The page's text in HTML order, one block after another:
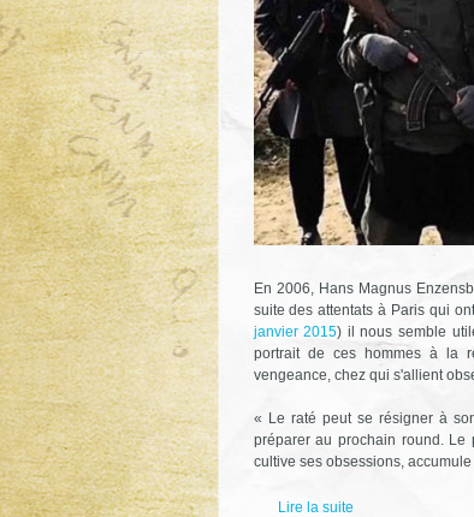
En 2006, Hans Magnus
suite des attentats à Paris qui
janvier 2015) il nous semble
portrait de ces hommes à la
vengeance, chez qui s'allient
« Le raté peut se résigner à
préparer au prochain round. Le
cultive ses obsessions,
Lire la suite